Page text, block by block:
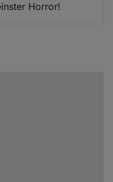
Horror!